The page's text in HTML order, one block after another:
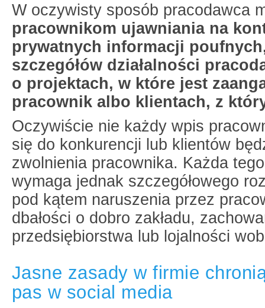
W oczywisty sposób pracodawca
pracownikom ujawniania na
prywatnych informacji
szczegółów działalności
o projektach, w które jest
pracownik albo klientach, z
Oczywiście nie każdy wpis
się do konkurencji lub klientów
zwolnienia pracownika. Każda
wymaga jednak szczegółowego
pod kątem naruszenia przez
dbałości o dobro zakładu,
przedsiębiorstwa lub lojalności
Jasne zasady w firmie
pas w social media